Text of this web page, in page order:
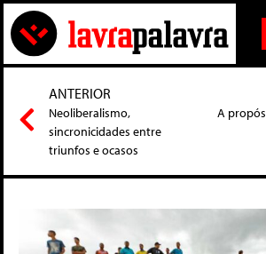
ANTERIOR
Neoliberalismo,
sincronicidades entre
triunfos e ocasos
A